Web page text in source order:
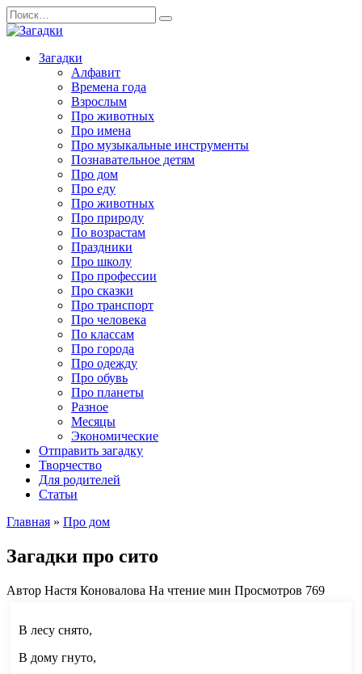
Перейти
к
содержанию
Search
for:
Загадки
Алфавит
Времена года
Взрослым
Про животных
Про имена
Про музыкальные инструменты
Познавательное детям
Про дом
Про еду
Про животных
Про природу
По возрастам
Праздники
Про школу
Про профессии
Про сказки
Про транспорт
Про человека
По классам
Про города
Про одежду
Про обувь
Про планеты
Разное
Месяцы
Экономические
Отправить загадку
Творчество
Для родителей
Статьи
Главная » Про дом
Загадки про сито
Автор Настя Коновалова На чтение мин Просмотров 769
В лесу снято,
В дому гнуто,